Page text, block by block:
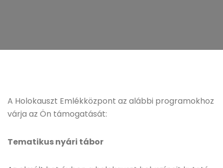
A Holokauszt Emlékközpont az alábbi programokhoz
várja az Ön támogatását:
Tematikus nyári tábor